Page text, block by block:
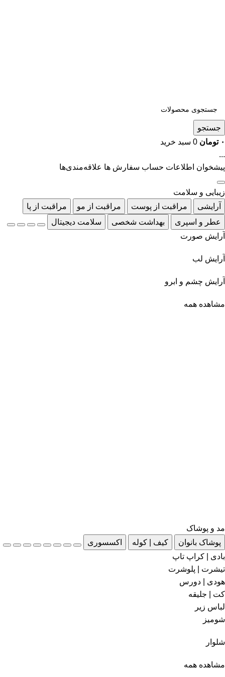
جستجو
۰ تومان 0 سبد خرید
...
پیشخوان اطلاعات حساب سفارش ها علاقه‌مندی‌ها
زیبایی و سلامت
آرایشی
مراقبت از پوست مراقبت از مو
مراقبت از پا
عطر و اسپری
بهداشت شخصی
سلامت دیجیتال
آرایش صورت
آرایش لب
آرایش چشم و ابرو
مشاهده همه
مد و پوشاک
پوشاک بانوان
کیف | کوله
اکسسوری
بادی | کراپ تاپ
تیشرت | پلوشرت
هودی | دورس
کت | جلیقه
لباس زیر
شومیز
شلوار
مشاهده همه